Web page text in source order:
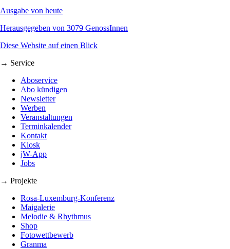
Ausgabe von heute
Herausgegeben von 3079 GenossInnen
Diese Website auf einen Blick
→ Service
Aboservice
Abo kündigen
Newsletter
Werben
Veranstaltungen
Terminkalender
Kontakt
Kiosk
jW-App
Jobs
→ Projekte
Rosa-Luxemburg-Konferenz
Maigalerie
Melodie & Rhythmus
Shop
Fotowettbewerb
Granma